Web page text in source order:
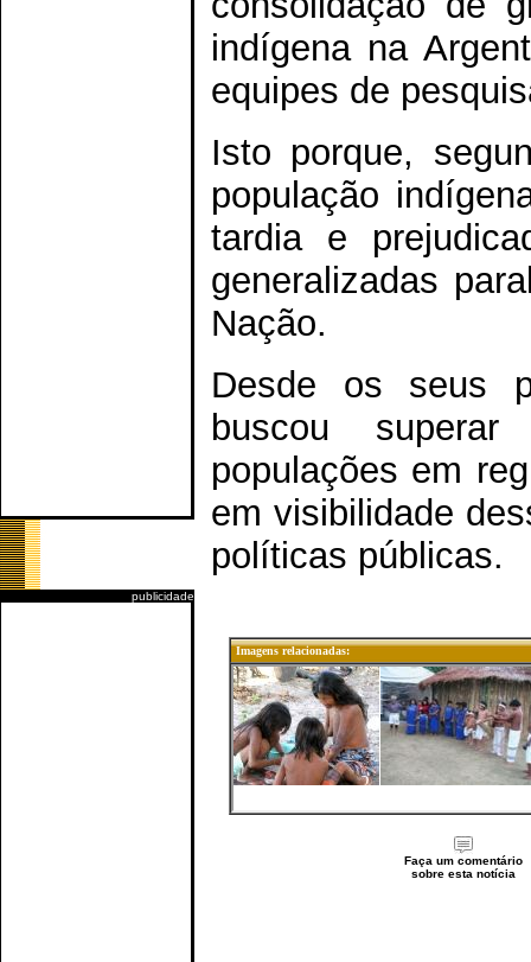
publicidade
indígena na
equipes de
Isto porque,
população
tardia e
generalizadas
Nação.
Desde os seus
buscou
populações em
em visibilidade
políticas públicas.
Imagens relacionadas:
Faça um comentário
sobre esta notícia